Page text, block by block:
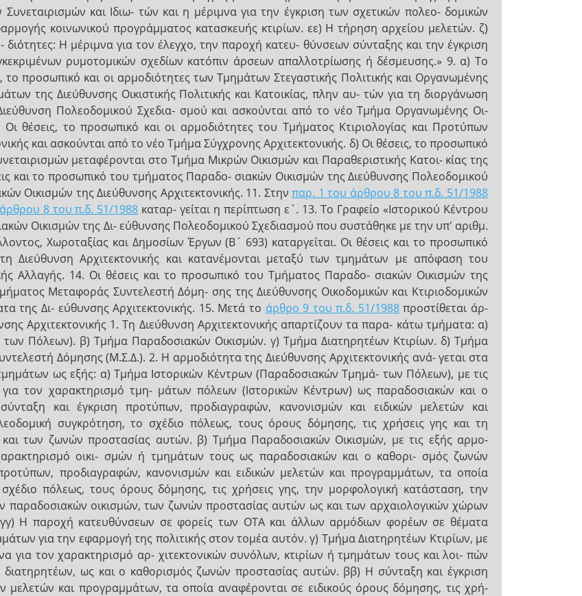
και Ιδιω- τών και η μέριμνα για την έγκριση των σχετικών πολεο- δομικών
κοινωνικού προγράμματος κατασκευής κτιρίων. εε) Η τήρηση αρχείου μελετών. ζ)
Η μέριμνα για τον έλεγχο, την παροχή κατευ- θύνσεων σύνταξης και την έγκριση
ρυμοτομικών σχεδίων κατόπιν άρσεων απαλλοτρίωσης ή δέσμευσης.» 9. α) Το
το προσωπικό και οι αρμοδιότητες των Τμημάτων Στεγαστικής Πολιτικής και Οργανωμένης
της Διεύθυνσης Οικιστικής Πολιτικής και Κατοικίας, πλην αυ- τών για τη διοργάνωση
Πολεοδομικού Σχεδια- σμού και ασκούνται από το νέο Τμήμα Οργανωμένης Οι-
Οι θέσεις, το προσωπικό και οι αρμοδιότητες του Τμήματος Κτιριολογίας και Προτύπων
και ασκούνται από το νέο Τμήμα Σύγχρονης Αρχιτεκτονικής. δ) Οι θέσεις, το προσωπικό
μεταφέρονται στο Τμήμα Μικρών Οικισμών και Παραθεριστικής Κατοι- κίας της
και το προσωπικό του τμήματος Παραδο- σιακών Οικισμών της Διεύθυνσης Πολεοδομικού
Οικισμών της Διεύθυνσης Αρχιτεκτονικής. 11. Στηνπαρ. 1 του άρθρου 8 του π.δ. 51/1988
8 του π.δ. 51/1988 καταρ- γείται η περίπτωση ε΄. 13. Το Γραφείο «Ιστορικού Κέντρου
Οικισμών της Δι- εύθυνσης Πολεοδομικού Σχεδιασμού που συστάθηκε με την υπ' αριθμ.
Χωροταξίας και Δημοσίων Έργων (Β΄ 693) καταργείται. Οι θέσεις και το προσωπικό
Διεύθυνση Αρχιτεκτονικής και κατανέμονται μεταξύ των τμημάτων με απόφαση του
Αλλαγής. 14. Οι θέσεις και το προσωπικό του Τμήματος Παραδο- σιακών Οικισμών της
Μεταφοράς Συντελεστή Δόμη- σης της Διεύθυνσης Οικοδομικών και Κτιριοδομικών
της Δι- εύθυνσης Αρχιτεκτονικής. 15. Μετά το άρθρο 9 του π.δ. 51/1988προστίθεται άρ-
Αρχιτεκτονικής 1. Τη Διεύθυνση Αρχιτεκτονικής απαρτίζουν τα παρα- κάτω τμήματα: α)
Πόλεων). β) Τμήμα Παραδοσιακών Οικισμών. γ) Τμήμα Διατηρητέων Κτιρίων. δ) Τμήμα
Δόμησης (Μ.Σ.Δ.). 2. Η αρμοδιότητα της Διεύθυνσης Αρχιτεκτονικής ανά- γεται στα
ως εξής: α) Τμήμα Ιστορικών Κέντρων (Παραδοσιακών Τμημά- των Πόλεων), με τις
τον χαρακτηρισμό τμη- μάτων πόλεων (Ιστορικών Κέντρων) ως παραδοσιακών και ο
και έγκριση προτύπων, προδιαγραφών, κανονισμών και ειδικών μελετών και
συγκρότηση, το σχέδιο πόλεως, τους όρους δόμησης, τις χρήσεις γης και τη
των ζωνών προστασίας αυτών. β) Τμήμα Παραδοσιακών Οικισμών, με τις εξής αρμο-
οικι- σμών ή τμημάτων τους ως παραδοσιακών και ο καθορι- σμός ζωνών
προδιαγραφών, κανονισμών και ειδικών μελετών και προγραμμάτων, τα οποία
πόλεως, τους όρους δόμησης, τις χρήσεις γης, την μορφολογική κατάσταση, την
παραδοσιακών οικισμών, των ζωνών προστασίας αυτών ως και των αρχαιολογικών χώρων
Η παροχή κατευθύνσεων σε φορείς των ΟΤΑ και άλλων αρμόδιων φορέων σε θέματα
για την εφαρμογή της πολιτικής στον τομέα αυτόν. γ) Τμήμα Διατηρητέων Κτιρίων, με
για τον χαρακτηρισμό αρ- χιτεκτονικών συνόλων, κτιρίων ή τμημάτων τους και λοι- πών
ως και ο καθορισμός ζωνών προστασίας αυτών. ββ) Η σύνταξη και έγκριση
μελετών και προγραμμάτων, τα οποία αναφέρονται σε ειδικούς όρους δόμησης, τις χρή-